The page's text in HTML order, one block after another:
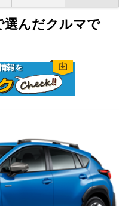
選んだクルマで